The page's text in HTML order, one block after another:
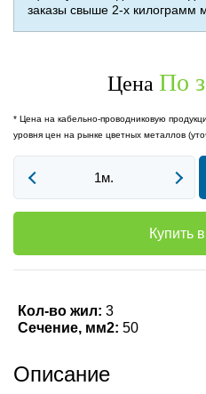
заказы свыше 2-х килограмм
Цена По
* Цена на кабельно-проводниковую
уровня цен на рынке цветных металлов
Купить
Кол-во жил: 3
Сечение, мм2: 50
Описание